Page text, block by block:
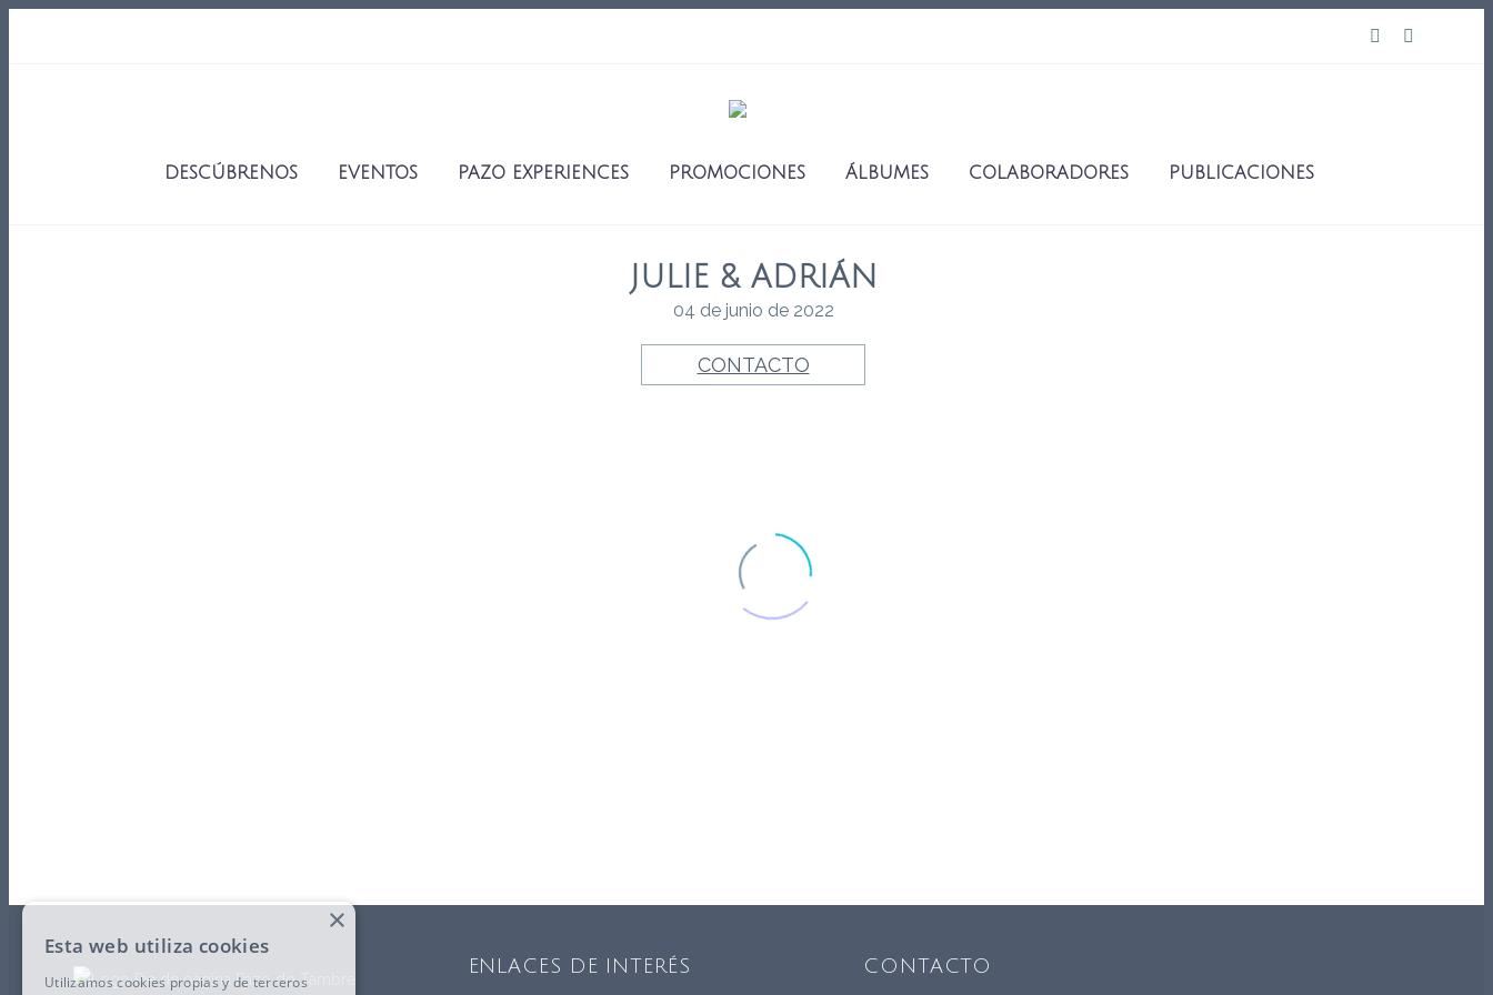
DESCÚBRENOS EVENTOS PAZO EXPERIENCES PROMOCIONES ÁLBUMES COLABORADORES PUBLICACIONES
JULIE & ADRIÁN
04 de junio de 2022
CONTACTO
ENLACES DE INTERÉS CONTACTO
×
Esta web utiliza cookies
Utilizamos cookies propias y de terceros